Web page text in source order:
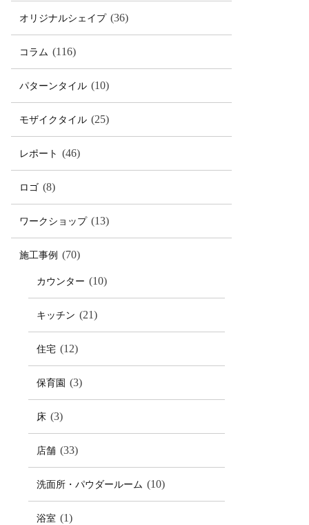
オリジナルシェイプ (36)
コラム (116)
パターンタイル (10)
モザイクタイル (25)
レポート (46)
ロゴ (8)
ワークショップ (13)
施工事例 (70)
カウンター (10)
キッチン (21)
住宅 (12)
保育園 (3)
床 (3)
店舗 (33)
洗面所・パウダールーム (10)
浴室 (1)